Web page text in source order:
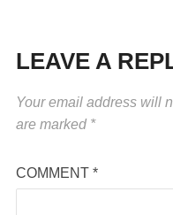
LEAVE A
Your email address will
are marked *
COMMENT *